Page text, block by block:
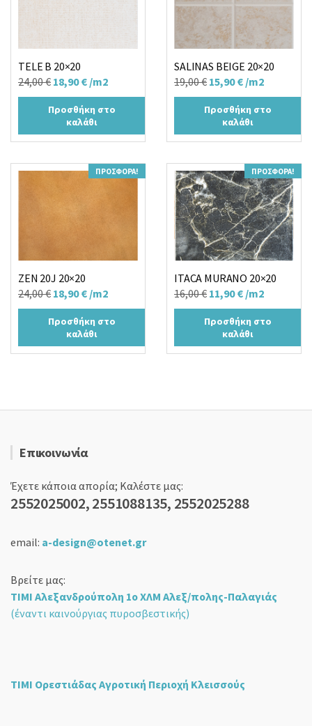
TELE B 20×20
24,00€ Original
price
was:
24,00 €.
18,90€Η
τρέχουσα
τιμή
είναι:
/m2
Προσθήκη στο
καλάθι
SALINAS BEIGE 20×20
19,00€ Original
price
was:
19,00 €.
15,90€Η
τρέχουσα
τιμή
είναι:
/m2
Προσθήκη στο
καλάθι
ΠΡΟΣΦΟΡΆ!
ZEN 20J 20×20
24,00€ Original
price
was:
24,00 €.
18,90€Η
τρέχουσα
τιμή
είναι:
/m2
Προσθήκη στο
καλάθι
ΠΡΟΣΦΟΡΆ!
ITACA MURANO 20×20
16,00€ Original
price
was:
16,00 €.
11,90€Η
τρέχουσα
τιμή
είναι:
/m2
Προσθήκη στο
καλάθι
Επικοινωνία
Έχετε κάποια απορία; Καλέστε μας:
2552025002, 2551088135, 2552025288
email: a-design@otenet.gr
Βρείτε μας:
ΤΙΜΙ Αλεξανδρούπολη 1ο ΧΛΜ Αλεξ/πολης-Παλαγιάς
(έναντι καινούργιας πυροσβεστικής)
ΤΙΜΙ Ορεστιάδας Αγροτική Περιοχή Κλεισσούς